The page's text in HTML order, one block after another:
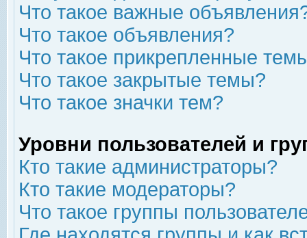
Что такое важные
Что такое объявления?
Что такое прикрепленные
Что такое закрытые темы?
Что такое значки тем?
Уровни пользователей и
Кто такие администраторы?
Кто такие модераторы?
Что такое группы